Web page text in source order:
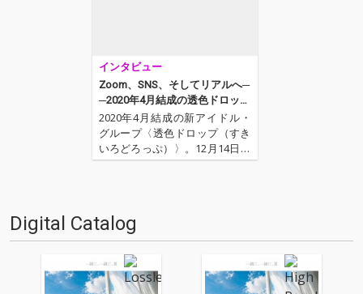
インタビュー
Zoom、SNS、そしてリアルへ─
─2020年4月結成の透色ドロッ
プ、OTOTOY初インタヴュー
2020年4月結成の新アイドル・
グループ〈透色ドロップ（すき
いろどろっぷ）〉。12月14日に
2ndEP「透色学概論」を配信リ
3名をお招きしてOTOTOY初イン
タヴューを…
Digital Catalog